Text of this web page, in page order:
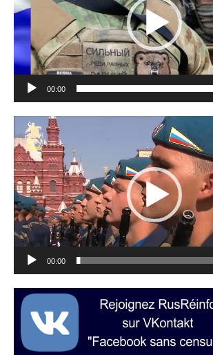
00:00
Lecteur
vidéo
00:00